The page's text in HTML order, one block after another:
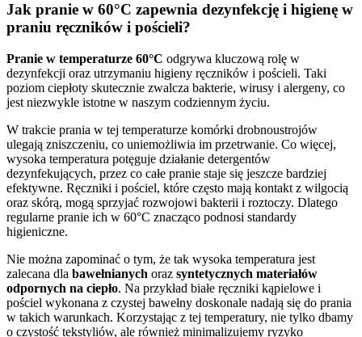
Jak pranie w 60°C zapewnia dezynfekcję i higienę w
praniu ręczników i pościeli?
Pranie w temperaturze 60°C odgrywa kluczową rolę w
dezynfekcji oraz utrzymaniu higieny ręczników i pościeli. Taki
poziom ciepłoty skutecznie zwalcza bakterie, wirusy i alergeny, co
jest niezwykle istotne w naszym codziennym życiu.
W trakcie prania w tej temperaturze komórki drobnoustrojów
ulegają zniszczeniu, co uniemożliwia im przetrwanie. Co więcej,
wysoka temperatura potęguje działanie detergentów
dezynfekujących, przez co całe pranie staje się jeszcze bardziej
efektywne. Ręczniki i pościel, które często mają kontakt z wilgocią
oraz skórą, mogą sprzyjać rozwojowi bakterii i roztoczy. Dlatego
regularne pranie ich w 60°C znacząco podnosi standardy
higieniczne.
Nie można zapominać o tym, że tak wysoka temperatura jest
zalecana dla bawełnianych oraz syntetycznych materiałów
odpornych na ciepło. Na przykład białe ręczniki kąpielowe i
pościel wykonana z czystej bawełny doskonale nadają się do prania
w takich warunkach. Korzystając z tej temperatury, nie tylko dbamy
o czystość tekstyliów, ale również minimalizujemy ryzyko